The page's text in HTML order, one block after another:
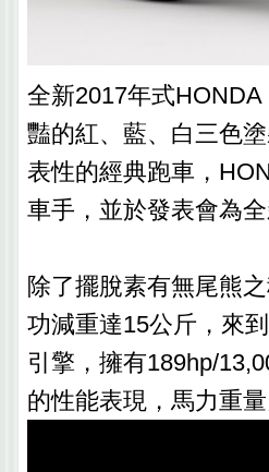
全新2017年式
豔的紅、藍、白三色
表性的經典跑車，
車手，並於發表會為全
除了擺脫素有無尾熊
功減重達15公斤，來
引擎，擁有189hp/
的性能表現，馬力重